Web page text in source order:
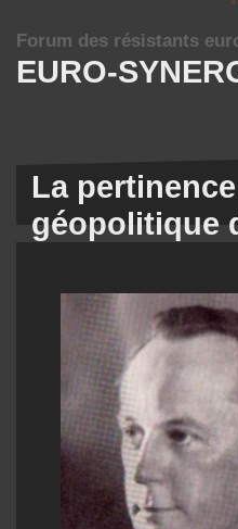
EURO-
Forum des résistants
La
géopolitique